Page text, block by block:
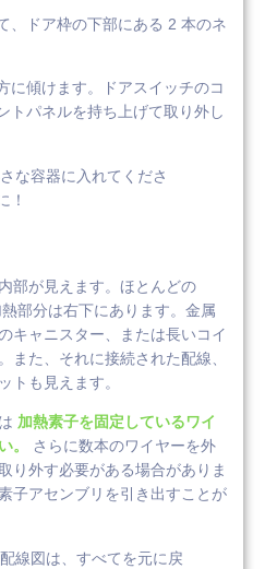
、ドア枠の下部にある 2 本のネ
に傾けます。ドアスイッチのコ
トパネルを持ち上げて取り外し
な容器に入れてくださ
！
部が見えます。ほとんどの
部分は右下にあります。金属
キャニスター、または長いコイ
また、それに接続された配線、
トも見えます。
加熱素子を固定しているワイ
。
さらに数本のワイヤーを外
り外す必要がある場合がありま
子アセンブリを引き出すことが
線図は、すべてを元に戻